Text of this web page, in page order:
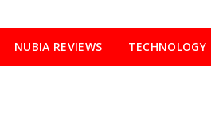
NUBIA REVIEWS TECHNOLOGY